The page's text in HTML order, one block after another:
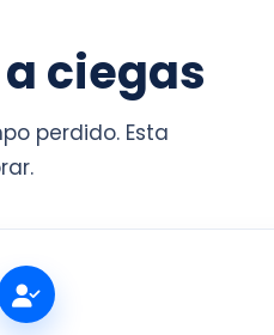
ciegas
perdido. Esta